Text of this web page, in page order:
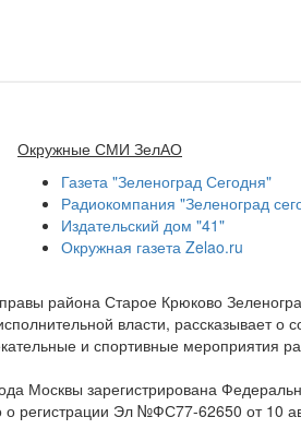
Окружные СМИ ЗелАО
Газета "Зеленоград Сегодня"
Радиокомпания "Зеленоград
Издательский дом "41"
Окружная газета Zelao.ru
района Старое Крюково
власти, рассказывает
и спортивные мероприятия
Москвы зарегистрирована
регистрации Эл №ФС77-62650 от 10